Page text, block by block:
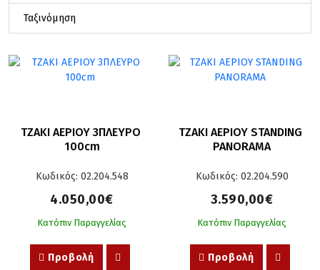
ΤΖΑΚΙ ΑΕΡΙΟΥ 3ΠΛΕΥΡΟ
100cm
Κωδικός: 02.204.548
4.050,00€
Κατόπιν Παραγγελίας
Προβολή
ΤΖΑΚΙ ΑΕΡΙΟΥ STANDING
PANORAMA
Κωδικός: 02.204.590
3.590,00€
Κατόπιν Παραγγελίας
Προβολή